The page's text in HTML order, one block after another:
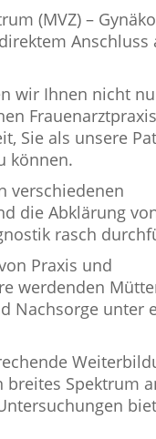
(MVZ) –
Anschluss
wir Ihnen nicht
Sie als unsere
können.
verschiedenen
die Abklärung
rasch
Praxis und
werdenden
Nachsorge unter
Spektrum